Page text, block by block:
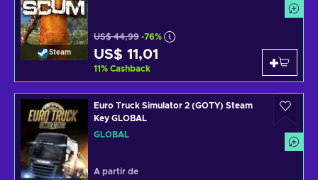
Steam
US$ 44,99 -76%
US$ 11,01
11% Cashback
Euro Truck Simulator 2 (GOTY) Steam
Key GLOBAL
GLOBAL
A partir de